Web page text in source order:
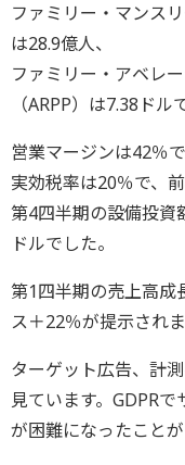
ファミリー・マンス
は28.9億人、
ファミリー・アベレ
（ARPP）は7.38ド
営業マージンは42％
実効税率は20％で、
第4四半期の設備投資
ドルでした。
第1四半期の売上高成
ス＋22％が提示されま
ターゲット広告、計
見ています。GDPR
が困難になったことが